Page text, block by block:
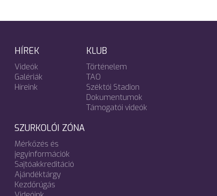
HÍREK
Videók
Galériák
Híreink
KLUB
Történelem
TAO
Széktói Stadion
Dokumentumok
Támogatói videók
SZURKOLÓI ZÓNA
Mérkőzés és
jegyinformációk
Sajtóakkreditáció
Ajándéktárgy
Kezdőrúgás